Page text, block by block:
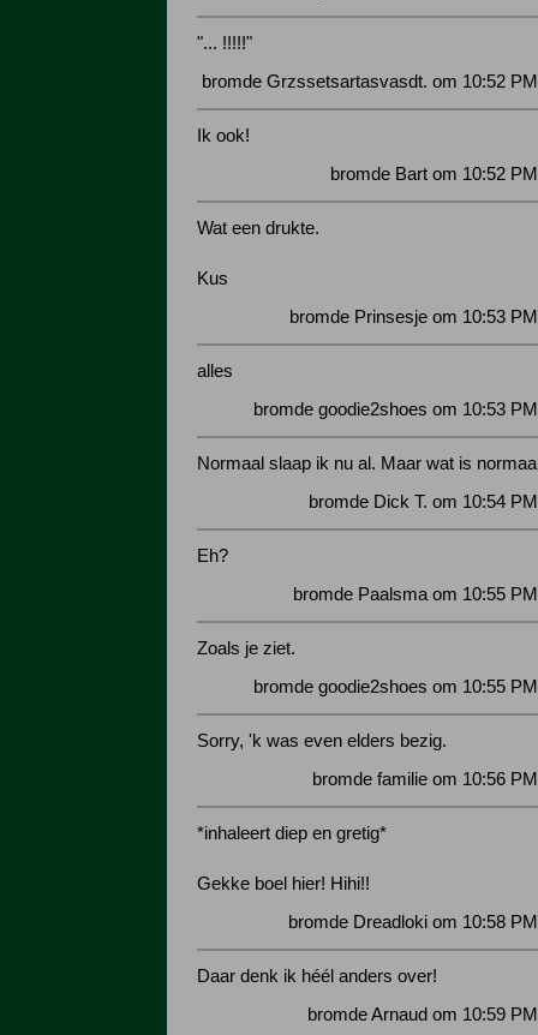
"... !!!!!"
bromde Grzssetsartasvasdt. om 10:52
Ik ook!
bromde Bart om 10:52
Wat een drukte.
Kus
bromde Prinsesje om 10:53
alles
bromde goodie2shoes om 10:53
Normaal slaap ik nu al. Maar wat is
bromde Dick T. om 10:54
Eh?
bromde Paalsma om 10:55
Zoals je ziet.
bromde goodie2shoes om 10:55
Sorry, 'k was even elders bezig.
bromde familie om 10:56
*inhaleert diep en gretig*
Gekke boel hier! Hihi!!
bromde Dreadloki om 10:58
Daar denk ik héél anders over!
bromde Arnaud om 10:59